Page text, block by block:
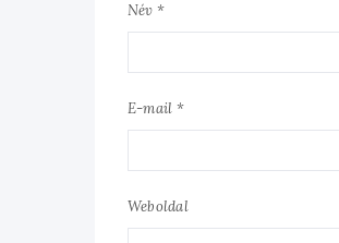
Név *
E-mail *
Weboldal